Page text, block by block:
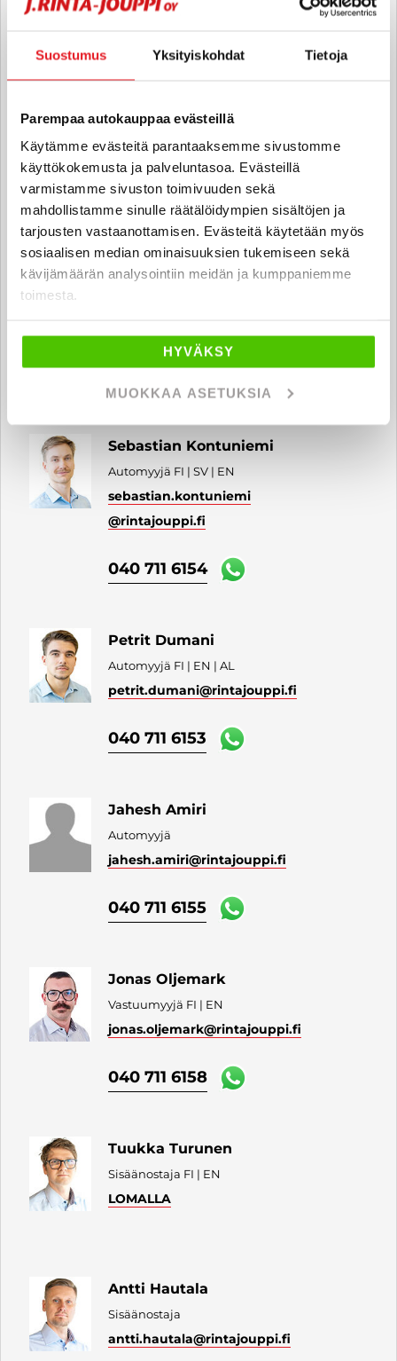
Suostumus Yksityiskohdat Tietoja
Parempaa autokauppaa evästeillä
Käytämme evästeitä parantaaksemme sivustomme
käyttökokemusta ja palveluntasoa. Evästeillä
varmistamme sivuston toimivuuden sekä
mahdollistamme sinulle räätälöidympien sisältöjen ja
tarjousten vastaanottamisen. Evästeitä käytetään myös
sosiaalisen median ominaisuuksien tukemiseen sekä
kävijämäärän analysointiin meidän ja kumppaniemme
toimesta.
HYVÄKSY
MUOKKAA ASETUKSIA
tiia.carlstedt
040 711 6156
Leevi Paananen
040 711 6176
Sebastian Kontuniemi
Automyyjä FI | SV | EN
sebastian.kontuniemi
@rintajouppi.fi
040 711 6154
Petrit Dumani
Automyyjä FI | EN | AL
petrit.dumani@rintajouppi.fi
040 711 6153
Jahesh Amiri
Automyyjä
jahesh.amiri@rintajouppi.fi
040 711 6155
Jonas Oljemark
Vastuumyyjä FI | EN
jonas.oljemark@rintajouppi.fi
040 711 6158
Tuukka Turunen
Sisäänostaja FI | EN
LOMALLA
Antti Hautala
Sisäänostaja
antti.hautala@rintajouppi.fi